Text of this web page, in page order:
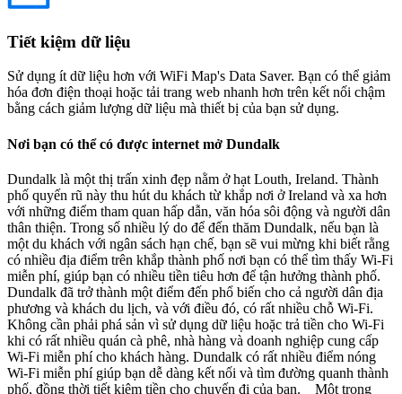
Tiết kiệm dữ liệu
Sử dụng ít dữ liệu hơn với WiFi Map's Data Saver. Bạn có thể giảm
hóa đơn điện thoại hoặc tải trang web nhanh hơn trên kết nối chậm
bằng cách giảm lượng dữ liệu mà thiết bị của bạn sử dụng.
Nơi bạn có thể có được internet mở Dundalk
Dundalk là một thị trấn xinh đẹp nằm ở hạt Louth, Ireland. Thành
phố quyến rũ này thu hút du khách từ khắp nơi ở Ireland và xa hơn
với những điểm tham quan hấp dẫn, văn hóa sôi động và người dân
thân thiện. Trong số nhiều lý do để đến thăm Dundalk, nếu bạn là
một du khách với ngân sách hạn chế, bạn sẽ vui mừng khi biết rằng
có nhiều địa điểm trên khắp thành phố nơi bạn có thể tìm thấy Wi-Fi
miễn phí, giúp bạn có nhiều tiền tiêu hơn để tận hưởng thành phố.
Dundalk đã trở thành một điểm đến phổ biến cho cả người dân địa
phương và khách du lịch, và với điều đó, có rất nhiều chỗ Wi-Fi.
Không cần phải phá sản vì sử dụng dữ liệu hoặc trả tiền cho Wi-Fi
khi có rất nhiều quán cà phê, nhà hàng và doanh nghiệp cung cấp
Wi-Fi miễn phí cho khách hàng. Dundalk có rất nhiều điểm nóng
Wi-Fi miễn phí giúp bạn dễ dàng kết nối và tìm đường quanh thành
phố, đồng thời tiết kiệm tiền cho chuyến đi của bạn. Một trong